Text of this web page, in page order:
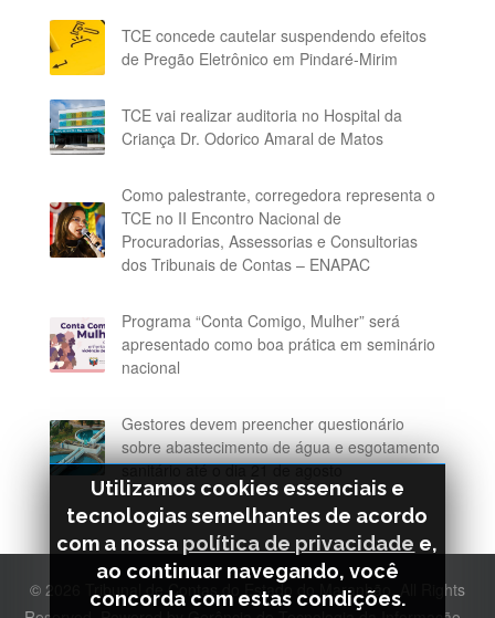
TCE concede cautelar suspendendo efeitos
de Pregão Eletrônico em Pindaré-Mirim
TCE vai realizar auditoria no Hospital da
Criança Dr. Odorico Amaral de Matos
Como palestrante, corregedora representa o
TCE no II Encontro Nacional de
Procuradorias, Assessorias e Consultorias
dos Tribunais de Contas – ENAPAC
Programa “Conta Comigo, Mulher” será
apresentado como boa prática em seminário
nacional
Gestores devem preencher questionário
sobre abastecimento de água e esgotamento
sanitário até o dia 21 de agosto
Utilizamos cookies essenciais e
tecnologias semelhantes de acordo
com a nossa política de privacidade e,
ao continuar navegando, você
concorda com estas condições.
© 2026 Tribunal de Contas do Estado do Maranhão. All Rights